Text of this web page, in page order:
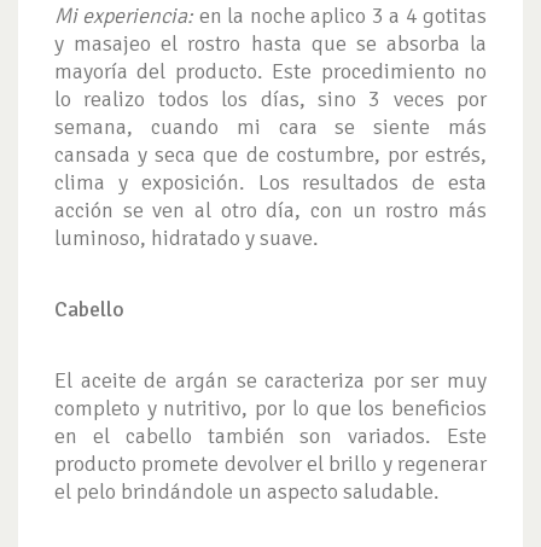
Mi experiencia: en la noche aplico 3 a 4 gotitas
y masajeo el rostro hasta que se absorba la
mayoría del producto. Este procedimiento no
lo realizo todos los días, sino 3 veces por
semana, cuando mi cara se siente más
cansada y seca que de costumbre, por estrés,
clima y exposición. Los resultados de esta
acción se ven al otro día, con un rostro más
luminoso, hidratado y suave.
Cabello
El aceite de argán se caracteriza por ser muy
completo y nutritivo, por lo que los beneficios
en el cabello también son variados. Este
producto promete devolver el brillo y regenerar
el pelo brindándole un aspecto saludable.